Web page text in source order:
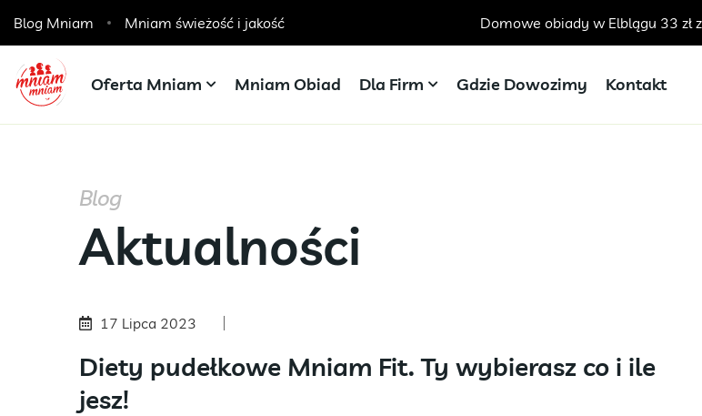
Blog Mniam Mniam świeżość i jakość
Catering dla szkół, przedszkoli i żłobków Domowe obiady w Elblągu 33 zł
Oferta Mniam Mniam Obiad Dla Firm Gdzie Dowozimy Kontakt
Blog
Aktualności
17 Lipca 2023
Diety pudełkowe Mniam Fit. Ty wybierasz co i ile
jesz!